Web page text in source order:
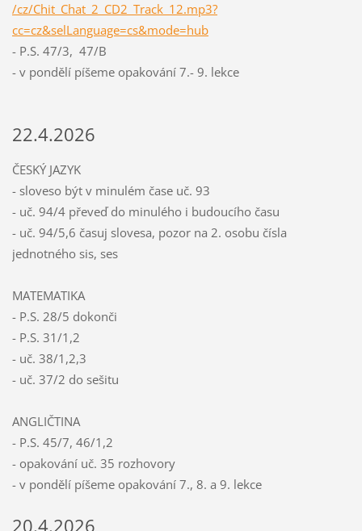
/cz/Chit_Chat_2_CD2_Track_12.mp3?
cc=cz&selLanguage=cs&mode=hub
- P.S. 47/3, 47/B
- v pondělí píšeme opakování 7.- 9. lekce
22.4.2026
ČESKÝ JAZYK
- sloveso být v minulém čase uč. 93
- uč. 94/4 převeď do minulého i budoucího času
- uč. 94/5,6 časuj slovesa, pozor na 2. osobu čísla
jednotného sis, ses
MATEMATIKA
- P.S. 28/5 dokonči
- P.S. 31/1,2
- uč. 38/1,2,3
- uč. 37/2 do sešitu
ANGLIČTINA
- P.S. 45/7, 46/1,2
- opakování uč. 35 rozhovory
- v pondělí píšeme opakování 7., 8. a 9. lekce
20.4.2026